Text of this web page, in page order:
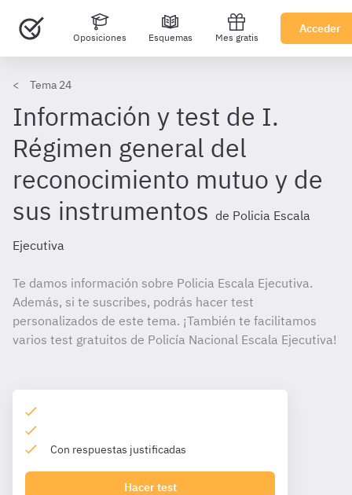
Oposiciones Esquemas Mes gratis
Acceder
Tema 24
Información y test de I.
Régimen general del
reconocimiento mutuo y de
sus instrumentos de Policia Escala
Ejecutiva
Te damos información sobre Policia Escala Ejecutiva.
Además, si te suscribes, podrás hacer test
personalizados de este tema. ¡También te facilitamos
varios test gratuitos de Policía Nacional Escala Ejecutiva!
Con respuestas justificadas
Hacer test